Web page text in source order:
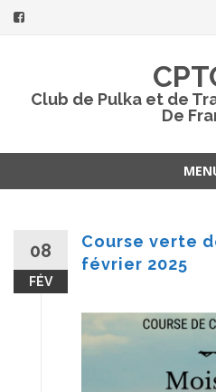
Club de Pulka et de
De
08
FÉV
Course verte
février 2025